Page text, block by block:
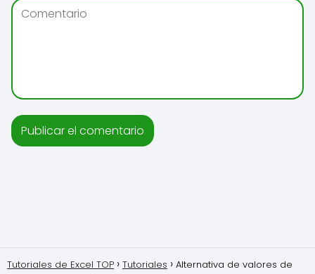
Tutoriales de Excel TOP Tutoriales
Alternativa de valores de